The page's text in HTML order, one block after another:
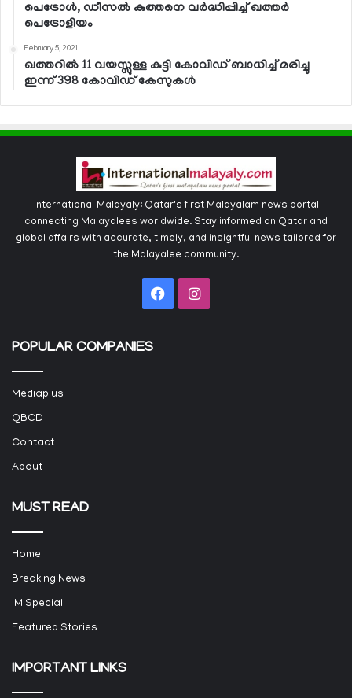
പെട്രോള്‍, ഡീസല്‍ കുത്തനെ വര്‍ദ്ധിപ്പിച്ച് ഖത്തര്‍
പെട്രോളിയം
February 5, 2021
ഖത്തറില്‍ 11 വയസ്സുള്ള കുട്ടി കോവിഡ് ബാധിച്ച് മരിച്ചു
ഇന്ന് 398 കോവിഡ് കേസുകള്‍
International Malayaly: Qatar's first Malayalam news portal
connecting Malayalees worldwide. Stay informed on Qatar and
global affairs with accurate, timely, and insightful news tailored for
the Malayalee community.
FacebookInstagram
POPULAR COMPANIES
Mediaplus
QBCD
Contact
About
MUST READ
Home
Breaking News
IM Special
Featured Stories
IMPORTANT LINKS